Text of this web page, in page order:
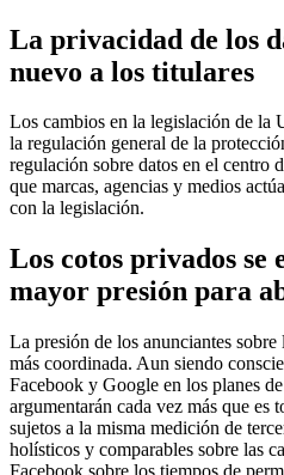
La privacidad de los
nuevo a los titulares
Los cambios en la legislación de la
la regulación general de la
regulación sobre datos en el centro
que marcas, agencias y medios
con la legislación.
Los cotos privados se
mayor presión para
La presión de los anunciantes
más coordinada. Aun siendo
Facebook y Google en los planes
argumentarán cada vez más que es
sujetos a la misma medición de
holísticos y comparables sobre las